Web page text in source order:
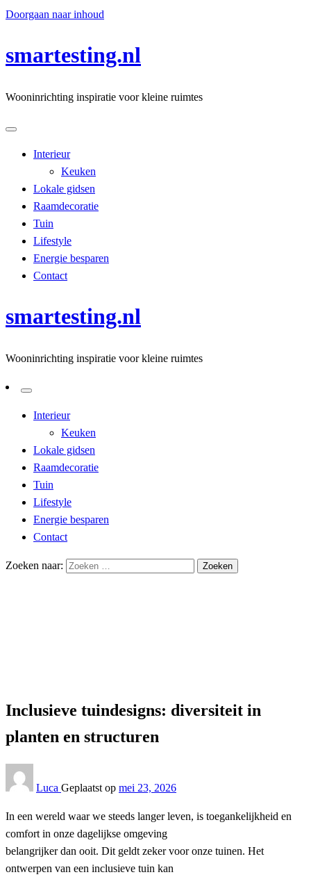
Doorgaan naar inhoud
smartesting.nl
Wooninrichting inspiratie voor kleine ruimtes
Interieur
Keuken
Lokale gidsen
Raamdecoratie
Tuin
Lifestyle
Energie besparen
Contact
smartesting.nl
Wooninrichting inspiratie voor kleine ruimtes
Interieur
Keuken
Lokale gidsen
Raamdecoratie
Tuin
Lifestyle
Energie besparen
Contact
Zoeken naar:
Inclusieve tuindesigns: diversiteit in
planten en structuren
Luca Geplaatst op mei 23, 2026
In een wereld waar we steeds langer leven, is toegankelijkheid en
comfort in onze dagelijkse omgeving
belangrijker dan ooit. Dit geldt zeker voor onze tuinen. Het
ontwerpen van een inclusieve tuin kan